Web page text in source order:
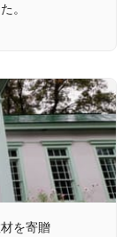
。
を寄贈